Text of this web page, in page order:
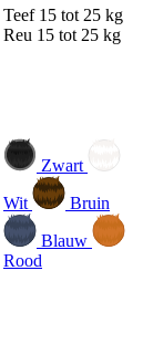
Teef 15 tot 25 kg
Reu 15 tot 25 kg
Zwart
Wit
Bruin
Blauw
Rood